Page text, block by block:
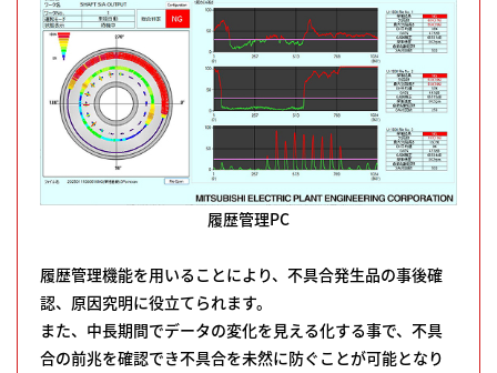
履歴管理PC
履歴管理機能を用いることにより、不具合発生品の事後確
認、原因究明に役立てられます。
また、中長期間でデータの変化を見える化する事で、不具
合の前兆を確認でき不具合を未然に防ぐことが可能となり